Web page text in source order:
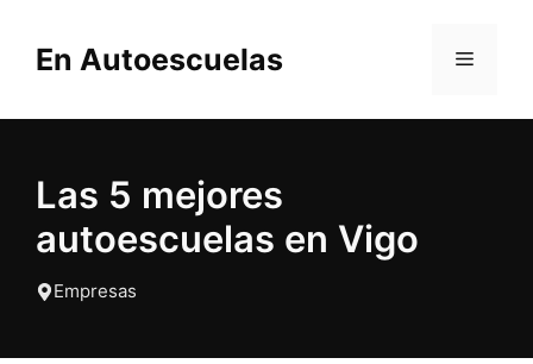
En Autoescuelas MENÚ
Las 5 mejores
autoescuelas en Vigo
Empresas